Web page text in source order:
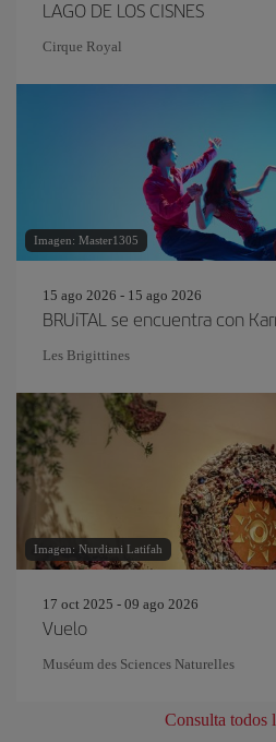
LAGO DE LOS CISNES
Cirque Royal
Imagen: Master1305
15 ago 2026 - 15 ago 2026
BRUiTAL se encuentra con
Les Brigittines
Imagen: Nurdiani Latifah
17 oct 2025 - 09 ago 2026
Vuelo
Muséum des Sciences Naturelles
Consulta todos